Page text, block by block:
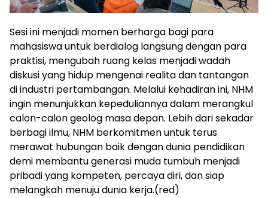
Sesi ini menjadi momen berharga bagi para
mahasiswa untuk berdialog langsung dengan para
praktisi, mengubah ruang kelas menjadi wadah
diskusi yang hidup mengenai realita dan tantangan
di industri pertambangan. Melalui kehadiran ini, NHM
ingin menunjukkan kepeduliannya dalam merangkul
calon-calon geolog masa depan. Lebih dari sekadar
berbagi ilmu, NHM berkomitmen untuk terus
merawat hubungan baik dengan dunia pendidikan
demi membantu generasi muda tumbuh menjadi
pribadi yang kompeten, percaya diri, dan siap
melangkah menuju dunia kerja.(red)